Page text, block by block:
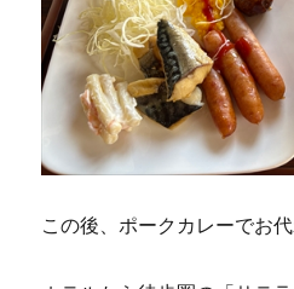
この後、ポークカレーでお代